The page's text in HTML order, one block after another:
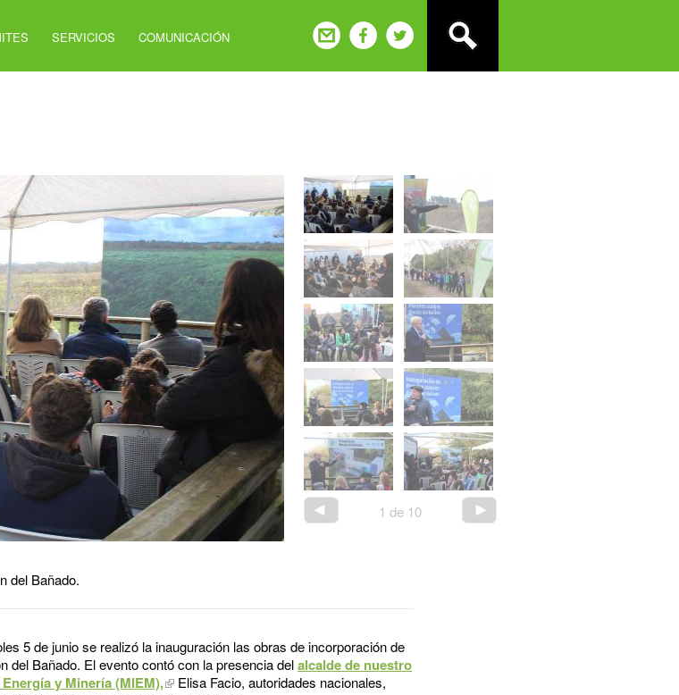
SERVICIOS COMUNICACIÓN
1 de 10
del Bañado.
5 de junio se realizó la inauguración las obras de incorporación de
del Bañado. El evento contó con la presencia delalcalde de nuestro
y Minería (MIEM),
Elisa Facio, autoridades nacionales,